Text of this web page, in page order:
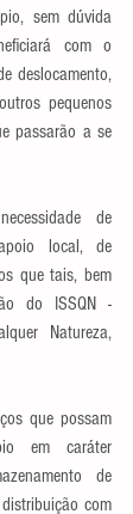
sem dúvida
com o
deslocamento,
pequenos
passarão a se
de
local, de
que tais, bem
do ISSQN -
Natureza,
que possam
em caráter
de
com